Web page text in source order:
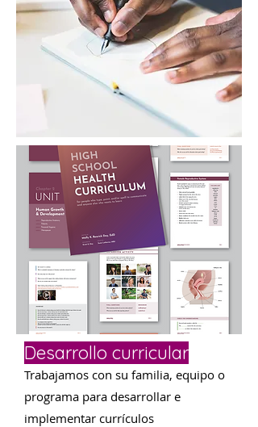
Desarrollo curricular
Trabajamos con su familia, equipo o
programa para desarrollar e
implementar currículos